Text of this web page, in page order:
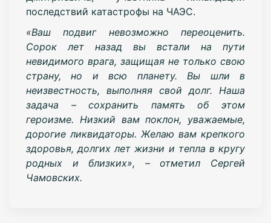
последствий катастрофы на ЧАЭС.
«Ваш подвиг невозможно переоценить.
Сорок лет назад вы встали на пути
невидимого врага, защищая не только свою
страну, но и всю планету. Вы шли в
неизвестность, выполняя свой долг. Наша
задача – сохранить память об этом
героизме. Низкий вам поклон, уважаемые,
дорогие ликвидаторы. Желаю вам крепкого
здоровья, долгих лет жизни и тепла в кругу
родных и близких», – отметил Сергей
Чамовских.